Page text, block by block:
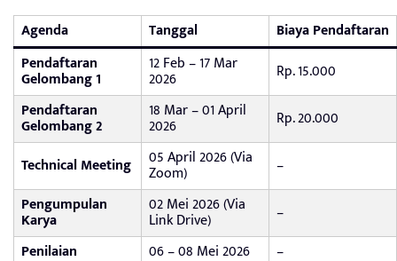
Agenda
Tanggal
Biaya Pendaftaran
Pendaftaran
Gelombang 1
12 Feb – 17 Mar
2026
Rp. 15.000
Pendaftaran
Gelombang 2
18 Mar – 01 April
2026
Rp. 20.000
Technical Meeting
05 April 2026 (Via
Zoom)
–
Pengumpulan
Karya
02 Mei 2026 (Via
Link Drive)
–
Penilaian
06 – 08 Mei 2026
–